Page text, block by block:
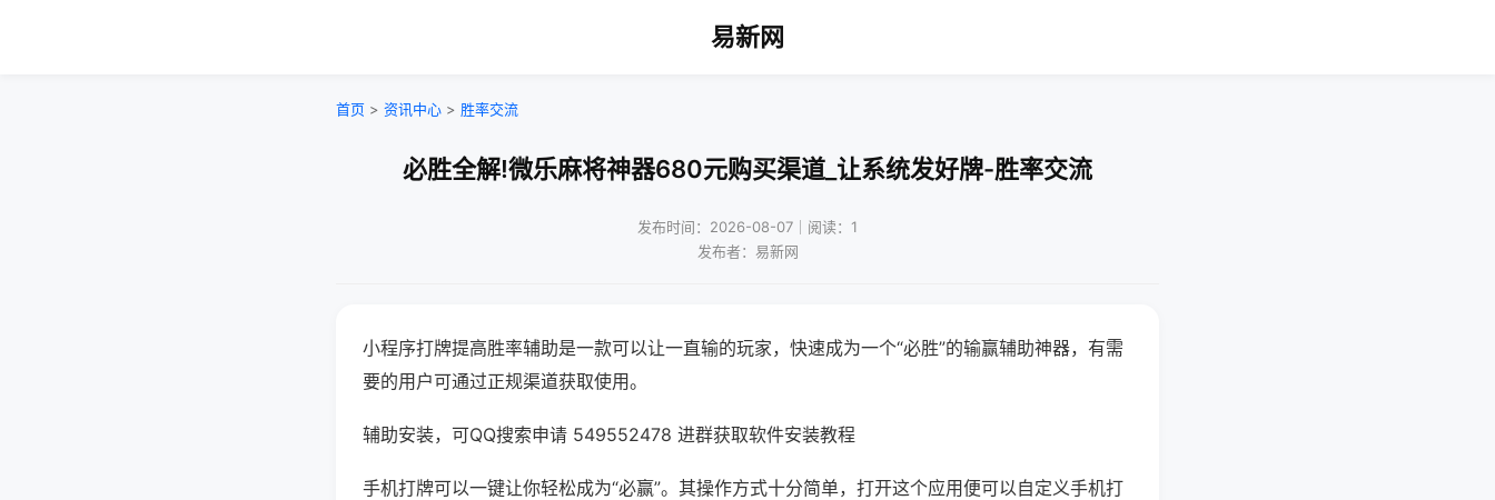
易新网
首页 > 资讯中心 > 胜率交流
必胜全解!微乐麻将神器680元购买渠道_让系统发好牌-胜率交流
发布时间：2026-08-07｜阅读：1
发布者：易新网
小程序打牌提高胜率辅助是一款可以让一直输的玩家，快速成为一个“必胜”的输赢辅助神器，有需
要的用户可通过正规渠道获取使用。
辅助安装，可QQ搜索申请 549552478 进群获取软件安装教程
手机打牌可以一键让你轻松成为“必赢”。其操作方式十分简单，打开这个应用便可以自定义手机打